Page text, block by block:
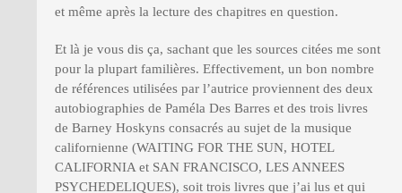
et même après la lecture des chapitres en question.
Et là je vous dis ça, sachant que les sources citées me sont
pour la plupart familières. Effectivement, un bon nombre
de références utilisées par l’autrice proviennent des deux
autobiographies de Paméla Des Barres et des trois livres
de Barney Hoskyns consacrés au sujet de la musique
californienne (WAITING FOR THE SUN, HOTEL
CALIFORNIA et SAN FRANCISCO, LES ANNEES
PSYCHEDELIQUES), soit trois livres que j’ai lus et qui